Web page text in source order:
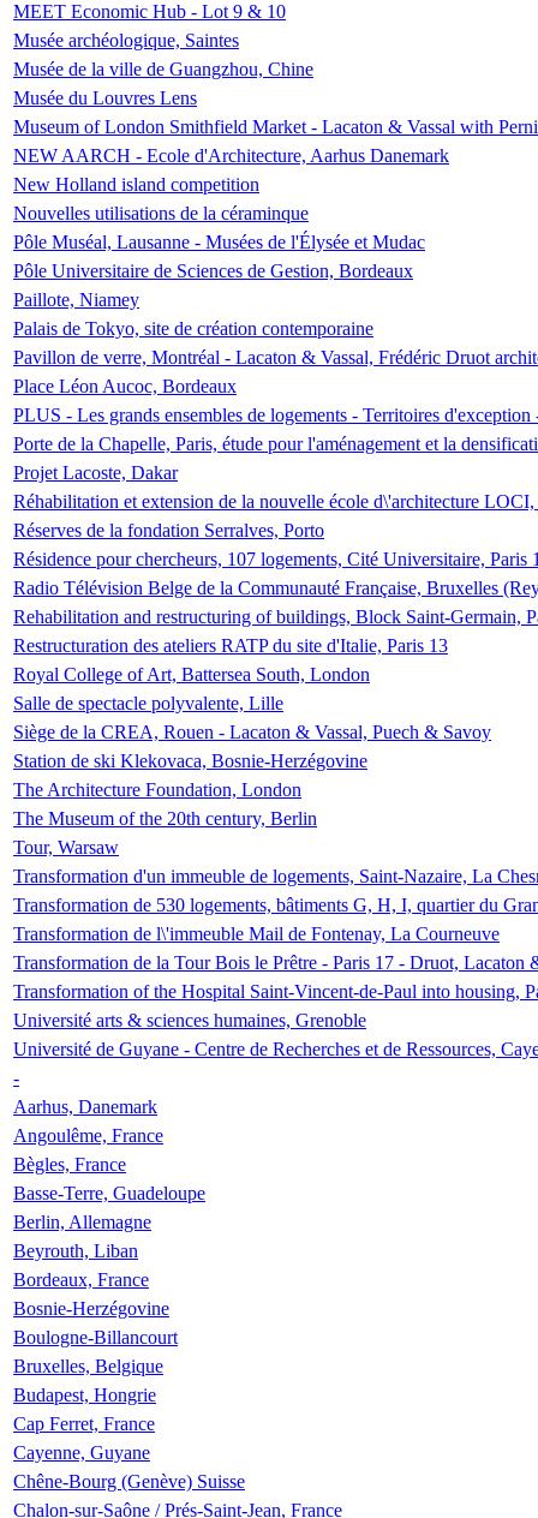
MEET Economic Hub - Lot 9 & 10
Musée archéologique, Saintes
Musée de la ville de Guangzhou, Chine
Musée du Louvres Lens
Museum of London Smithfield Market - Lacaton & Vassal with
NEW AARCH - Ecole d'Architecture, Aarhus Danemark
New Holland island competition
Nouvelles utilisations de la céraminque
Pôle Muséal, Lausanne - Musées de l'Élysée et Mudac
Pôle Universitaire de Sciences de Gestion, Bordeaux
Paillote, Niamey
Palais de Tokyo, site de création contemporaine
Pavillon de verre, Montréal - Lacaton & Vassal, Frédéric Druot
Place Léon Aucoc, Bordeaux
PLUS - Les grands ensembles de logements - Territoires
Porte de la Chapelle, Paris, étude pour l'aménagement et la
Projet Lacoste, Dakar
Réhabilitation et extension de la nouvelle école d\'architecture
Réserves de la fondation Serralves, Porto
Résidence pour chercheurs, 107 logements, Cité Universitaire, Paris
Radio Télévision Belge de la Communauté Française, Bruxelles
Rehabilitation and restructuring of buildings, Block Saint-Germain,
Restructuration des ateliers RATP du site d'Italie, Paris 13
Royal College of Art, Battersea South, London
Salle de spectacle polyvalente, Lille
Siège de la CREA, Rouen - Lacaton & Vassal, Puech & Savoy
Station de ski Klekovaca, Bosnie-Herzégovine
The Architecture Foundation, London
The Museum of the 20th century, Berlin
Tour, Warsaw
Transformation d'un immeuble de logements, Saint-Nazaire, La
Transformation de 530 logements, bâtiments G, H, I, quartier du
Transformation de l\'immeuble Mail de Fontenay, La Courneuve
Transformation de la Tour Bois le Prêtre - Paris 17 - Druot, Lacaton
Transformation of the Hospital Saint-Vincent-de-Paul into housing,
Université arts & sciences humaines, Grenoble
Université de Guyane - Centre de Recherches et de Ressources,
-
Aarhus, Danemark
Angoulême, France
Bègles, France
Basse-Terre, Guadeloupe
Berlin, Allemagne
Beyrouth, Liban
Bordeaux, France
Bosnie-Herzégovine
Boulogne-Billancourt
Bruxelles, Belgique
Budapest, Hongrie
Cap Ferret, France
Cayenne, Guyane
Chêne-Bourg (Genève) Suisse
Chalon-sur-Saône / Prés-Saint-Jean, France